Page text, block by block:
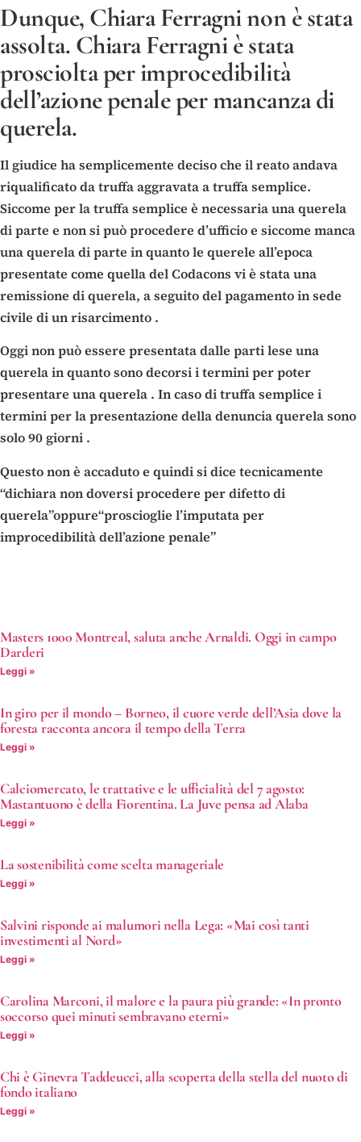
Dunque, Chiara Ferragni non è stata
assolta. Chiara Ferragni è stata
proscioltaper improcedibilità
dell’azione penale per mancanza di
querela.
Il giudice ha semplicemente deciso che il reato andava
riqualificato da truffa aggravata a truffa semplice.
Siccome per la truffa semplice è necessaria una querela
di parte e non si può procedere d’ufficio e siccome manca
una querela di parte in quanto le querele all’epoca
presentate come quella del Codacons vi è stata una
remissione di querela, a seguito del pagamento in sede
civile di un risarcimento .
Oggi non può essere presentata dalle parti lese una
querela in quanto sono decorsi i termini per poter
presentare una querela . In caso di truffa semplice i
termini per la presentazione della denuncia querela sono
solo 90 giorni .
Questo non è accaduto e quindi si dice tecnicamente
“dichiara non doversi procedere per difetto di
querela”oppure“proscioglie l’imputata per
improcedibilità dell’azione penale”
Masters 1000 Montreal, saluta anche Arnaldi. Oggi in campo
Darderi
Leggi »
In giro per il mondo – Borneo, il cuore verde dell’Asia dove la
foresta racconta ancora il tempo della Terra
Leggi »
Calciomercato, le trattative e le ufficialità del 7 agosto:
Mastantuono è della Fiorentina. La Juve pensa ad Alaba
Leggi »
La sostenibilità come scelta manageriale
Leggi »
Salvini risponde ai malumori nella Lega: «Mai così tanti
investimenti al Nord»
Leggi »
Carolina Marconi, il malore e la paura più grande: «In pronto
soccorso quei minuti sembravano eterni»
Leggi »
Chi è Ginevra Taddeucci, alla scoperta della stella del nuoto di
fondo italiano
Leggi »